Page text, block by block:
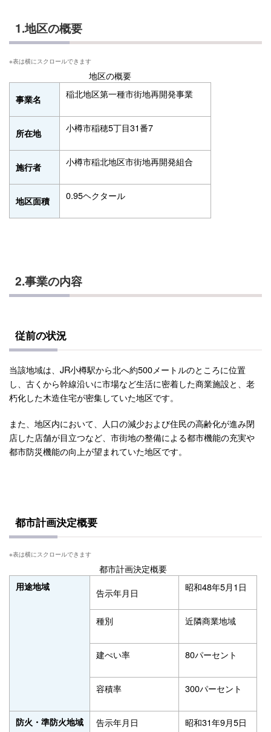
1.地区の概要
地区の概要
事業名 稲北地区第一種市街地再開発事業
所在地 小樽市稲穂5丁目31番7
施行者 小樽市稲北地区市街地再開発組合
地区面積 0.95ヘクタール
2.事業の内容
従前の状況
当該地域は、JR小樽駅から北へ約500メートルのところに位置
し、古くから幹線沿いに市場など生活に密着した商業施設と、老
朽化した木造住宅が密集していた地区です。
また、地区内において、人口の減少および住民の高齢化が進み閉
店した店舗が目立つなど、市街地の整備による都市機能の充実や
都市防災機能の向上が望まれていた地区です。
都市計画決定概要
都市計画決定概要
用途地域 告示年月日 昭和48年5月1日
種別 近隣商業地域
建ぺい率 80パーセント
容積率 300パーセント
防火・準防火地域 告示年月日 昭和31年9月5日